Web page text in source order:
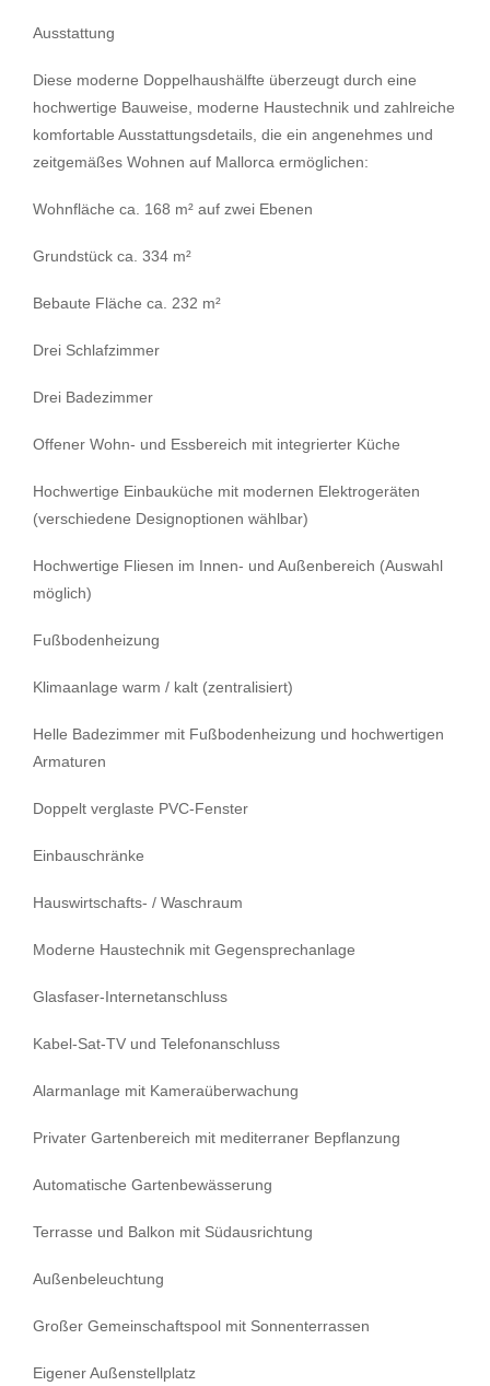
Ausstattung
Diese moderne Doppelhaushälfte überzeugt durch eine
hochwertige Bauweise, moderne Haustechnik und zahlreiche
komfortable Ausstattungsdetails, die ein angenehmes und
zeitgemäßes Wohnen auf Mallorca ermöglichen:
Wohnfläche ca. 168 m² auf zwei Ebenen
Grundstück ca. 334 m²
Bebaute Fläche ca. 232 m²
Drei Schlafzimmer
Drei Badezimmer
Offener Wohn- und Essbereich mit integrierter Küche
Hochwertige Einbauküche mit modernen Elektrogeräten
(verschiedene Designoptionen wählbar)
Hochwertige Fliesen im Innen- und Außenbereich (Auswahl
möglich)
Fußbodenheizung
Klimaanlage warm / kalt (zentralisiert)
Helle Badezimmer mit Fußbodenheizung und hochwertigen
Armaturen
Doppelt verglaste PVC-Fenster
Einbauschränke
Hauswirtschafts- / Waschraum
Moderne Haustechnik mit Gegensprechanlage
Glasfaser-Internetanschluss
Kabel-Sat-TV und Telefonanschluss
Alarmanlage mit Kameraüberwachung
Privater Gartenbereich mit mediterraner Bepflanzung
Automatische Gartenbewässerung
Terrasse und Balkon mit Südausrichtung
Außenbeleuchtung
Großer Gemeinschaftspool mit Sonnenterrassen
Eigener Außenstellplatz